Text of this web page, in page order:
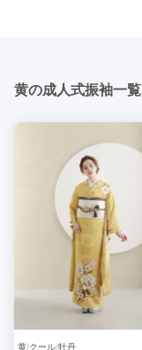
黄の成人式振袖一覧
黄 クール 牡丹